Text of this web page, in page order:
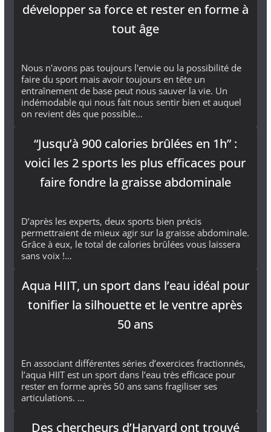
développer sa force et rester en forme à
tout âge
Nous n'avons pas toujours l'envie ou la possibilité de
faire du sport mais avoir toujours en tête un
entraînement de base peut nous sauver la vie. Un
indémodable qui nous fait nous sentir bien et auquel
on revient dès que possible…
“Jusqu’à 900 calories brûlées en 1h” :
voici les 2 sports les plus efficaces pour
faire fondre la graisse abdominale
D’après les experts, deux sports bien précis
permettraient de mieux agir sur la graisse abdominale.
Grâce à eux, le total de calories brûlées vous laissera
sans voix !…
Aqua HIIT, un sport dans l’eau idéal pour
tonifier la silhouette et le ventre après
50 ans
En associant différentes séries d’exercices fractionnés,
l’aqua HIIT est un sport dans l’eau très efficace pour
rester en forme après 50 ans sans fragiliser ses
articulations. …
Des chercheurs d’Harvard ont trouvé